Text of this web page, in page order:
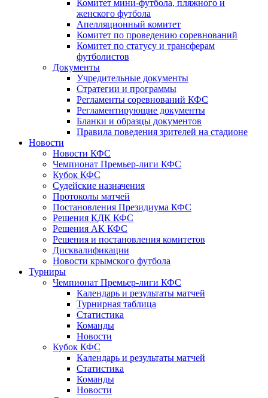
Комитет мини-футбола, пляжного и
женского футбола
Апелляционный комитет
Комитет по проведению соревнований
Комитет по статусу и трансферам
футболистов
Документы
Учредительные документы
Стратегии и программы
Регламенты соревнований КФС
Регламентирующие документы
Бланки и образцы документов
Правила поведения зрителей на стадионе
Новости
Новости КФС
Чемпионат Премьер-лиги КФС
Кубок КФС
Судейские назначения
Протоколы матчей
Постановления Президиума КФС
Решения КДК КФС
Решения АК КФС
Решения и постановления комитетов
Дисквалификации
Новости крымского футбола
Турниры
Чемпионат Премьер-лиги КФС
Календарь и результаты матчей
Турнирная таблица
Статистика
Команды
Новости
Кубок КФС
Календарь и результаты матчей
Статистика
Команды
Новости